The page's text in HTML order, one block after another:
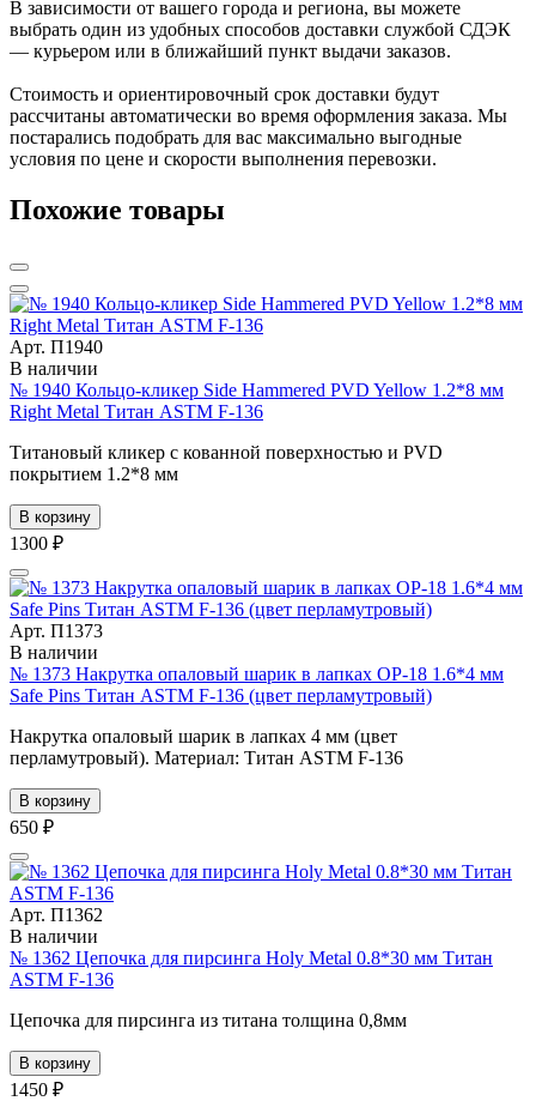
В зависимости от вашего города и региона, вы можете
выбрать один из удобных способов доставки службой СДЭК
— курьером или в ближайший пункт выдачи заказов.
Стоимость и ориентировочный срок доставки будут
рассчитаны автоматически во время оформления заказа. Мы
постарались подобрать для вас максимально выгодные
условия по цене и скорости выполнения перевозки.
Похожие товары
Арт. П1940
В наличии
№ 1940 Кольцо-кликер Side Hammered PVD Yellow 1.2*8 мм
Right Metal Титан ASTM F-136
Титановый кликер с кованной поверхностью и PVD
покрытием 1.2*8 мм
В корзину
1300 ₽
Арт. П1373
В наличии
№ 1373 Накрутка опаловый шарик в лапках OP-18 1.6*4 мм
Safe Pins Титан ASTM F-136 (цвет перламутровый)
Накрутка опаловый шарик в лапках 4 мм (цвет
перламутровый). Материал: Титан ASTM F-136
В корзину
650 ₽
Арт. П1362
В наличии
№ 1362 Цепочка для пирсинга Holy Metal 0.8*30 мм Титан
ASTM F-136
Цепочка для пирсинга из титана толщина 0,8мм
В корзину
1450 ₽